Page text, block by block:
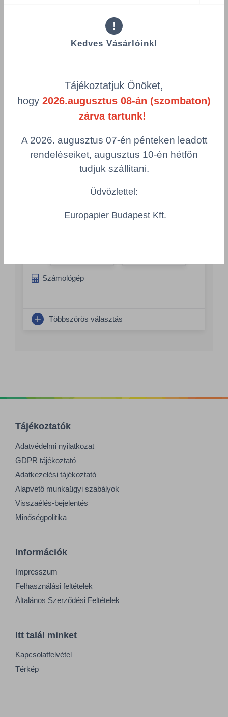
Termékek oldalanként
Cikkszám Csomagolás
TORK habszappan, S34
Csomagolás
Összeg
Számológép
Többszörös választás
Tájékoztatók
Adatvédelmi nyilatkozat
GDPR tájékoztató
Adatkezelési tájékoztató
Alapvető munkaügyi szabályok
Visszaélés-bejelentés
Minőségpolitika
Információk
Impresszum
Felhasználási feltételek
Általános Szerződési Feltételek
Itt talál minket
Kapcsolatfelvétel
Térkép
!
Kedves Vásárlóink!
Tájékoztatjuk Önöket,
hogy 2026.augusztus 08-án (szombaton)
zárva tartunk!
A 2026. augusztus 07-én pénteken leadott
rendeléseiket, augusztus 10-én hétfőn
tudjuk szállítani.
Üdvözlettel:
Europapier Budapest Kft.